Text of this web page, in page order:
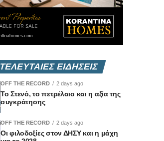
ΤΕΛΕΥΤΑΙΕΣ ΕΙΔΗΣΕΙΣ
OFF THE RECORD 2 days ago
Το Στενό, το πετρέλαιο και η αξία της
συγκράτησης
OFF THE RECORD 2 days ago
Οι φιλοδοξίες στον ΔΗΣΥ και η μάχη